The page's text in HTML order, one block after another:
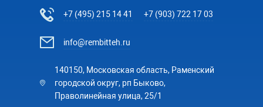
+7 (495) 215 14 41 +7 (903) 722 17 03
info@rembitteh.ru
140150, Московская область, Раменский
городской округ, рп Быково,
Праволинейная улица, 25/1